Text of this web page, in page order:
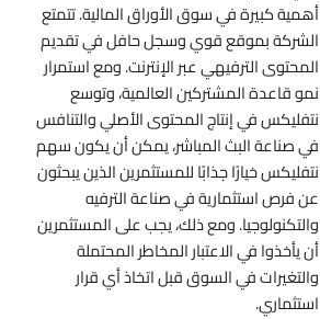
أهمية كبيرة في سوق الأوراق المالية. تتمتع
الشركة بموقع قوي وسجل حافل في تقديم
المحتوى الترفيهي عبر الإنترنت. ومع استمرار
نمو قاعدة المشتركين العالمية، وتوسع
نتفليكس في إنتاج المحتوى الأصلي والتنافس
في صناعة البث المباشر، يمكن أن يكون سهم
نتفليكس خيارًا جذابًا للمستثمرين الذين يبحثون
عن فرص استثمارية في صناعة الترفيه
والتكنولوجيا. ومع ذلك، يجب على المستثمرين
أن يأخذوا في الاعتبار المخاطر المحتملة
والتغيرات في السوق قبل اتخاذ أي قرار
استثماري.